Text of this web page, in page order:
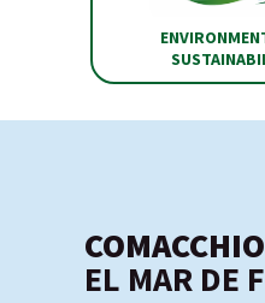
COMACCHIO
EL MAR DE